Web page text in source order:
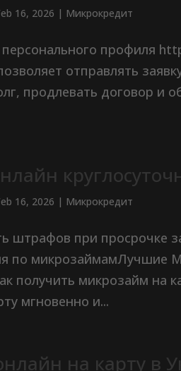
16, 2026 | Микрокредит
профиля
отправлять
продлевать договор и
16, 2026 | Микрокредит
штрафов при просрочке
по микрозаймамЛучшие
получить микрозайм на
мгновенно и...
на карту в